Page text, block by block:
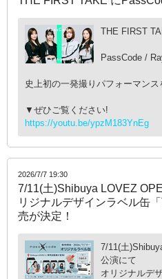
THE FIRST
PassCode /
史上初の一発撮りパフォーマンス
▼ぜひご覧ください!
https://youtu.be/ypzM183YnEg
2026/7/7 19:30
7/11(土)Shibuya LOVEZ
リジナルデザインラベル缶
売が決定！
7/11(土
公演にて
オリジナルデ